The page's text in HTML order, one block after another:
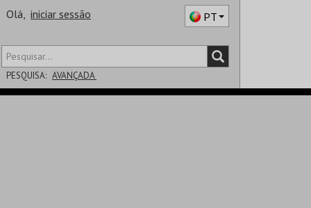
Olá, iniciar sessão PT
PESQUISA: AVANÇADA